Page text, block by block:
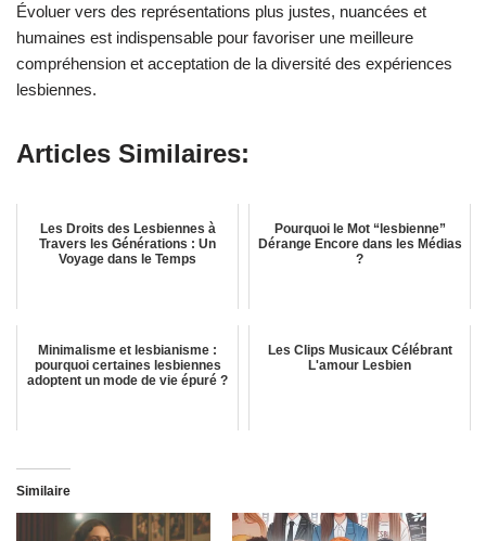
Évoluer vers des représentations plus justes, nuancées et
humaines est indispensable pour favoriser une meilleure
compréhension et acceptation de la diversité des expériences
lesbiennes.
Articles Similaires:
Les Droits des Lesbiennes à
Travers les Générations : Un
Voyage dans le Temps
Pourquoi le Mot “lesbienne”
Dérange Encore dans les Médias
?
Minimalisme et lesbianisme :
pourquoi certaines lesbiennes
adoptent un mode de vie épuré ?
Les Clips Musicaux Célébrant
L'amour Lesbien
Similaire